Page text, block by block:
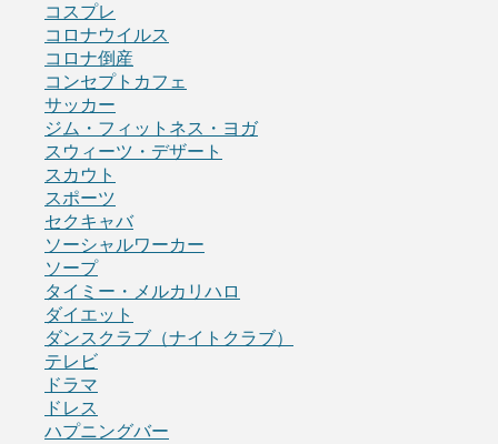
コスプレ
コロナウイルス
コロナ倒産
コンセプトカフェ
サッカー
ジム・フィットネス・ヨガ
スウィーツ・デザート
スカウト
スポーツ
セクキャバ
ソーシャルワーカー
ソープ
タイミー・メルカリハロ
ダイエット
ダンスクラブ（ナイトクラブ）
テレビ
ドラマ
ドレス
ハプニングバー